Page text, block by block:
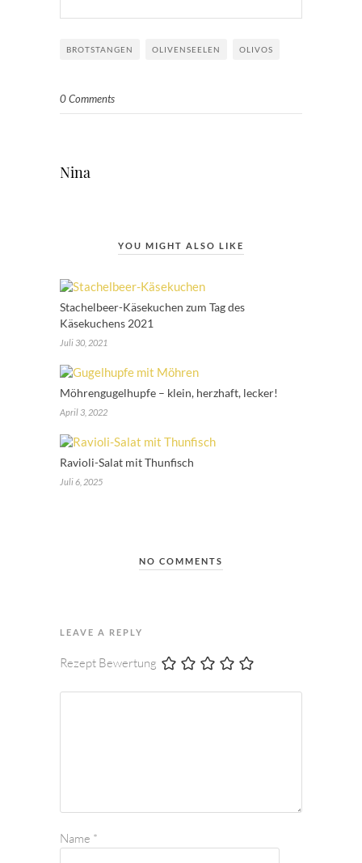
BROTSTANGEN OLIVENSEELEN OLIVOS
0 Comments
Nina
YOU MIGHT ALSO LIKE
Stachelbeer-Käsekuchen zum Tag des
Käsekuchens 2021
Juli 30, 2021
Möhrengugelhupfe – klein, herzhaft, lecker!
April 3, 2022
Ravioli-Salat mit Thunfisch
Juli 6, 2025
NO COMMENTS
LEAVE A REPLY
Rezept Bewertung
Name *